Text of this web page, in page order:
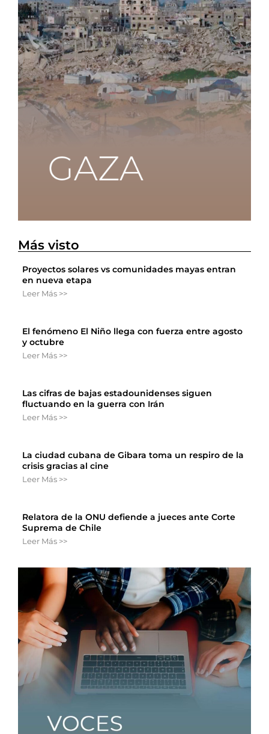
Más visto
Proyectos solares vs comunidades mayas entran
en nueva etapa
Leer Más >>
El fenómeno El Niño llega con fuerza entre agosto
y octubre
Leer Más >>
Las cifras de bajas estadounidenses siguen
fluctuando en la guerra con Irán
Leer Más >>
La ciudad cubana de Gibara toma un respiro de la
crisis gracias al cine
Leer Más >>
Relatora de la ONU defiende a jueces ante Corte
Suprema de Chile
Leer Más >>